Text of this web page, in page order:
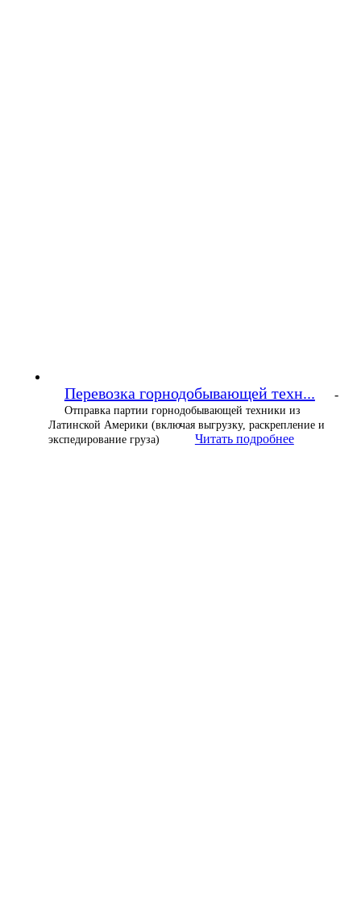
Перевозка горнодобывающей техн... -
Отправка партии горнодобывающей техники из
Латинской Америки (включая выгрузку, раскрепление и
экспедирование груза)
Читать подробнее